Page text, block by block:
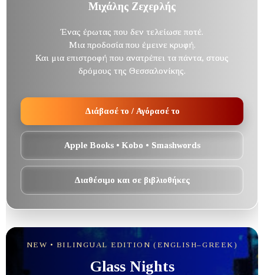
Μιχάλης Ζεχερλής
Ένας έρωτας που δεν τελείωσε ποτέ.
Μια προδοσία που έμεινε κρυφή.
Και μια επιστροφή που ανατρέπει τα πάντα, στους
δρόμους της Θεσσαλονίκης.
Διάβασέ το / Αγόρασέ το
Apple Books • Kobo • Smashwords
Διαθέσιμο και σε βιβλιοθήκες
NEW • BILINGUAL EDITION (ENGLISH–GREEK)
Glass Nights